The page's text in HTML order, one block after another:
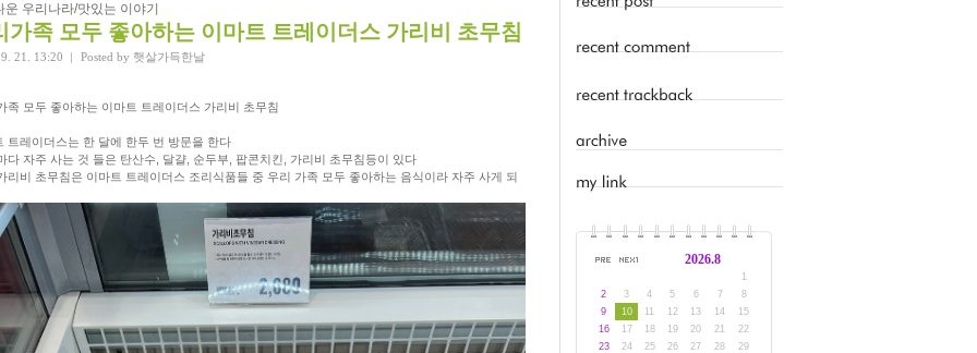
2026.8
1
2
3 4 5 6 7
8
9
10 11 12 13 14
15
16
17 18 19 20 21
22
23
24 25 26 27 28
29
운 우리나라/맛있는 이야기
가족 모두 좋아하는 이마트 트레이더스 가리비 초무침
21. 13:20 | Posted by 햇살가득한날
족 모두 좋아하는 이마트 트레이더스 가리비 초무침
트레이더스는 한 달에 한두 번 방문을 한다
다 자주 사는 것 들은 탄산수, 달걀, 순두부, 팝콘치킨, 가리비 초무침등이 있다
리비 초무침은 이마트 트레이더스 조리식품들 중 우리 가족 모두 좋아하는 음식이라 자주 사게 되